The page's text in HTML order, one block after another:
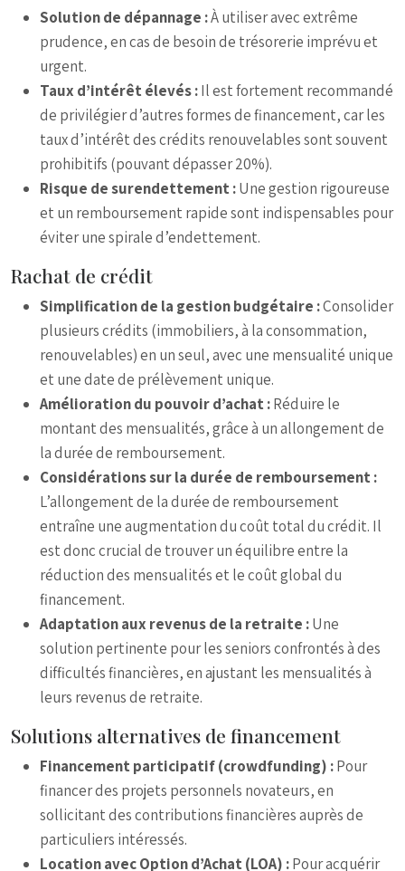
Solution de dépannage :À utiliser avec extrême
prudence, en cas de besoin de trésorerie imprévu et
urgent.
Taux d’intérêt élevés :Il est fortement recommandé
de privilégier d’autres formes de financement, car les
taux d’intérêt des crédits renouvelables sont souvent
prohibitifs (pouvant dépasser 20%).
Risque de surendettement :Une gestion rigoureuse
et un remboursement rapide sont indispensables pour
éviter une spirale d’endettement.
Rachat de crédit
Simplification de la gestion budgétaire :Consolider
plusieurs crédits (immobiliers, à la consommation,
renouvelables) en un seul, avec une mensualité unique
et une date de prélèvement unique.
Amélioration du pouvoir d’achat :Réduire le
montant des mensualités, grâce à un allongement de
la durée de remboursement.
Considérations sur la durée de remboursement :
L’allongement de la durée de remboursement
entraîne une augmentation du coût total du crédit. Il
est donc crucial de trouver un équilibre entre la
réduction des mensualités et le coût global du
financement.
Adaptation aux revenus de la retraite :Une
solution pertinente pour les seniors confrontés à des
difficultés financières, en ajustant les mensualités à
leurs revenus de retraite.
Solutions alternatives de financement
Financement participatif (crowdfunding) :Pour
financer des projets personnels novateurs, en
sollicitant des contributions financières auprès de
particuliers intéressés.
Location avec Option d’Achat (LOA) :Pour acquérir